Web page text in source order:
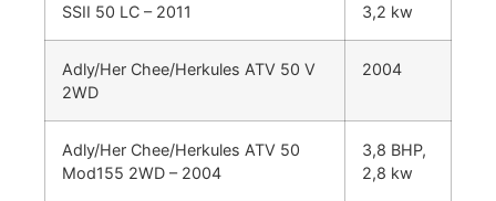
SSII 50 LC – 2011
3,2 kw
Adly/Her Chee/Herkules ATV 50 V
2WD
2004
Adly/Her Chee/Herkules ATV 50
Mod155 2WD – 2004
3,8 BHP,
2,8 kw